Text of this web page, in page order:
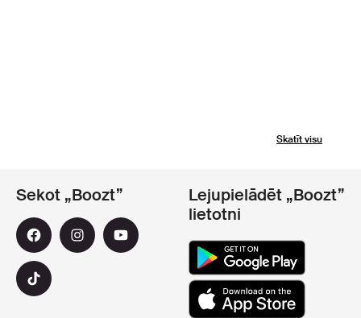
Skatīt visu
Sekot „Boozt”
Lejupielādēt „Boozt”
lietotni